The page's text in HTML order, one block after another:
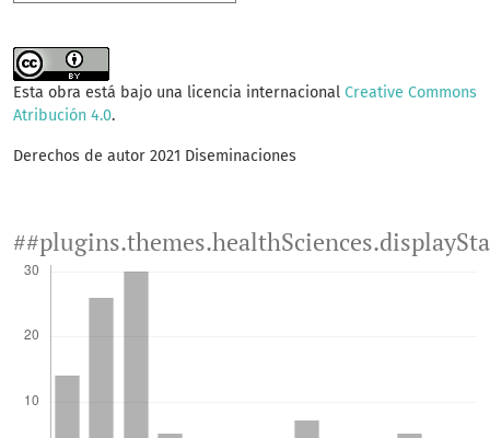
Esta obra está bajo una licencia internacional Creative Commons
Atribución 4.0.
Derechos de autor 2021 Diseminaciones